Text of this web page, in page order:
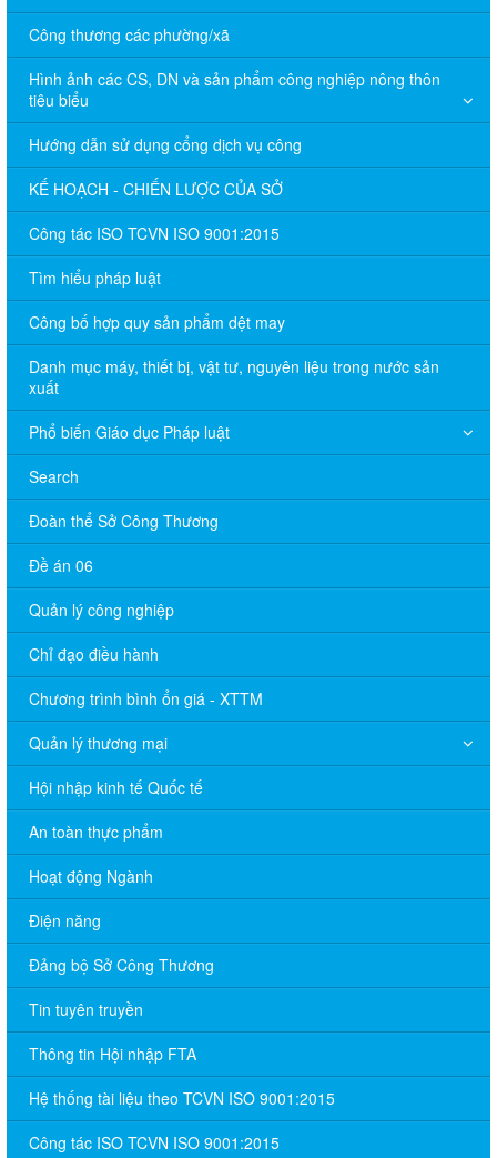
Công thương các phường/xã
Hình ảnh các CS, DN và sản phẩm công nghiệp nông thôn
tiêu biểu
Hướng dẫn sử dụng cổng dịch vụ công
KẾ HOẠCH - CHIẾN LƯỢC CỦA SỞ
Công tác ISO TCVN ISO 9001:2015
Tìm hiểu pháp luật
Công bố hợp quy sản phẩm dệt may
Danh mục máy, thiết bị, vật tư, nguyên liệu trong nước sản
xuất
Phổ biến Giáo dục Pháp luật
Search
Đoàn thể Sở Công Thương
Đề án 06
Quản lý công nghiệp
Chỉ đạo điều hành
Chương trình bình ổn giá - XTTM
Quản lý thương mại
Hội nhập kinh tế Quốc tế
An toàn thực phẩm
Hoạt động Ngành
Điện năng
Đảng bộ Sở Công Thương
Tin tuyên truyền
Thông tin Hội nhập FTA
Hệ thống tài liệu theo TCVN ISO 9001:2015
Công tác ISO TCVN ISO 9001:2015